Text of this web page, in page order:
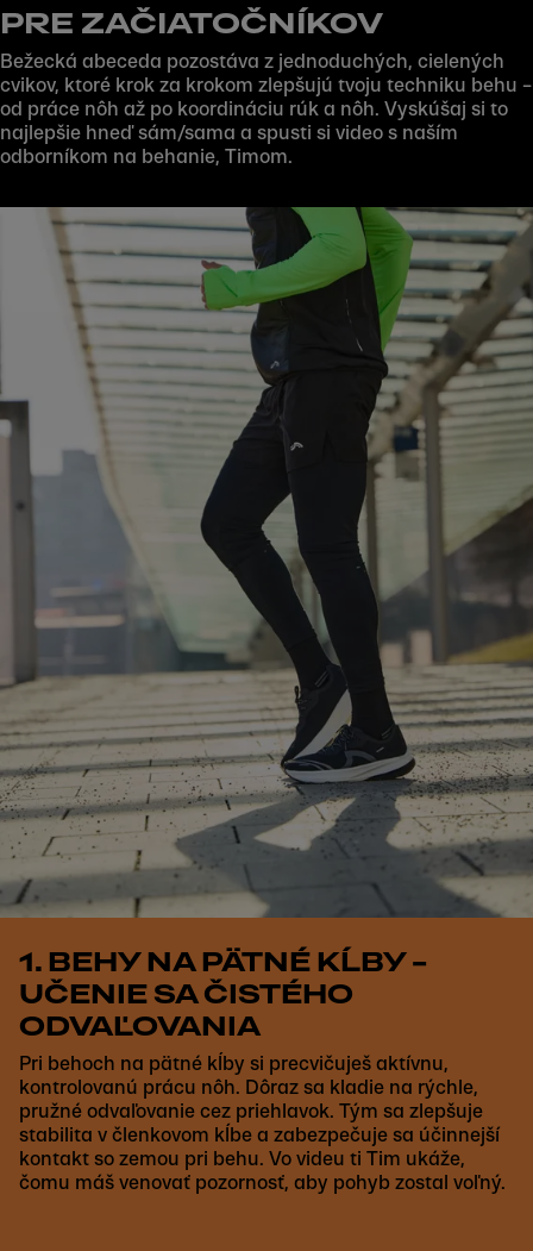
PRE ZAČIATOČNÍKOV
Bežecká abeceda pozostáva z jednoduchých, cielených
cvikov, ktoré krok za krokom zlepšujú tvoju techniku behu –
od práce nôh až po koordináciu rúk a nôh. Vyskúšaj si to
najlepšie hneď sám/sama a spusti si video s naším
odborníkom na behanie, Timom.
1. BEHY NA PÄTNÉ KĹBY –
UČENIE SA ČISTÉHO
ODVAĽOVANIA
Pri behoch na pätné kĺby si precvičuješ aktívnu,
kontrolovanú prácu nôh. Dôraz sa kladie na rýchle,
pružné odvaľovanie cez priehlavok. Tým sa zlepšuje
stabilita v členkovom kĺbe a zabezpečuje sa účinnejší
kontakt so zemou pri behu. Vo videu ti Tim ukáže,
čomu máš venovať pozornosť, aby pohyb zostal voľný.